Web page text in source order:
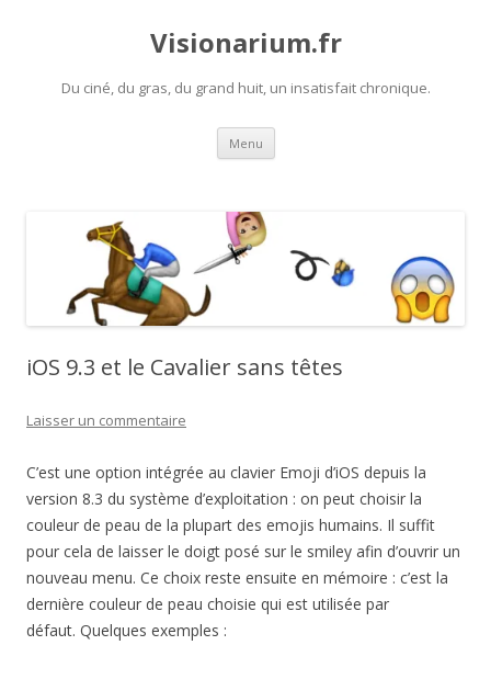
Visionarium.fr
Du ciné, du gras, du grand huit, un insatisfait chronique.
Menu Aller
contenu
iOS 9.3 et le Cavalier sans têtes
Laisser un commentaire
C’est une option intégrée au clavier Emoji d’iOS depuis la
version 8.3 du système d’exploitation : on peut choisir la
couleur de peau de la plupart des emojis humains. Il suffit
pour cela de laisser le doigt posé sur le smiley afin d’ouvrir un
nouveau menu. Ce choix reste ensuite en mémoire : c’est la
dernière couleur de peau choisie qui est utilisée par
défaut. Quelques exemples :